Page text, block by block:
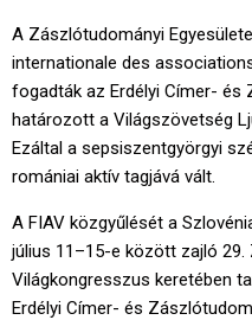
A Zászlótudományi
internationale des
fogadták az Erdélyi Címer- és
határozott a Világszövetség
Ezáltal a sepsiszentgyörgyi
romániai aktív tagjává vált.
A FIAV közgyűlését a
július 11–15-e között zajló
Világkongresszus keretében
Erdélyi Címer- és